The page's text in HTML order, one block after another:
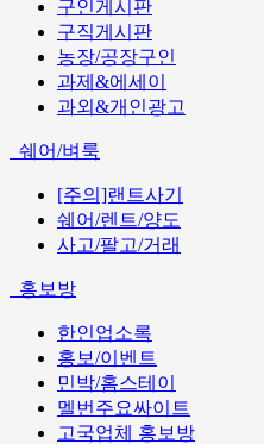
구인게시판
구직게시판
농장/공장구인
과제&에세이
과외&개인광고
쉐어/벼룩
[주의]랜트사기
쉐어/렌트/양도
사고/팔고/거래
홍보방
한인업소록
홍보/이벤트
민박/홈스테이
멜번주요싸이트
고국업체 홍보방